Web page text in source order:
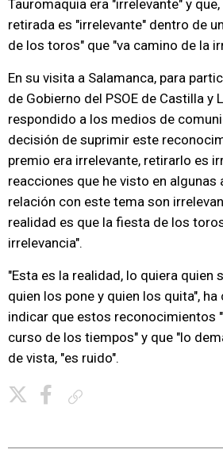
Tauromaquia era "irrelevante" y
retirada es "irrelevante" dentro de
de los toros" que "va camino de la
En su visita a Salamanca, para
de Gobierno del PSOE de Castilla y
respondido a los medios de
decisión de suprimir este
premio era irrelevante, retirarlo es
reacciones que he visto en algunas
relación con este tema son
realidad es que la fiesta de los
irrelevancia".
"Esta es la realidad, lo quiera quien
quien los pone y quien los quita",
indicar que estos reconocimientos
curso de los tiempos" y que "lo
de vista, "es ruido".